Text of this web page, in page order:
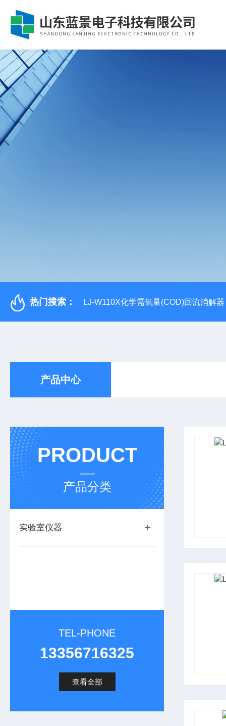
热门搜索： LJ-W110X化学需氧量(COD)回流消解器
产品中心
PRODUCT
产品分类
实验室仪器
TEL-PHONE
13356716325
查看全部